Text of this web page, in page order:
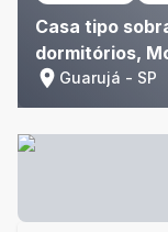
Casa tipo
dormitórios,
Guarujá - SP